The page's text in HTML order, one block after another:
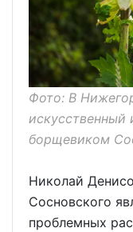
Фото: В
искусственный
борщевиком
Николай
Сосновского
проблемных